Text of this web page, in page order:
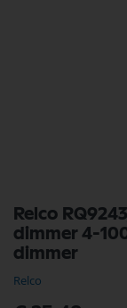
Relco
dimmer 4-
dimmer
Relco
naar
het
begin
de